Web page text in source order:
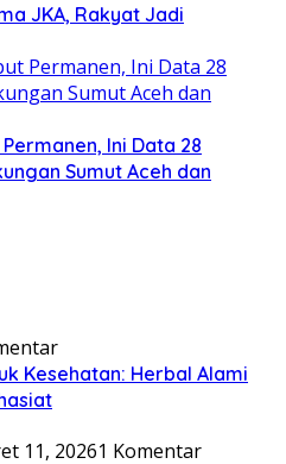
JKA, Rakyat Jadi
Ini Data 28
Sumut Aceh dan
Kesehatan: Herbal Alami
11, 20261 Komentar